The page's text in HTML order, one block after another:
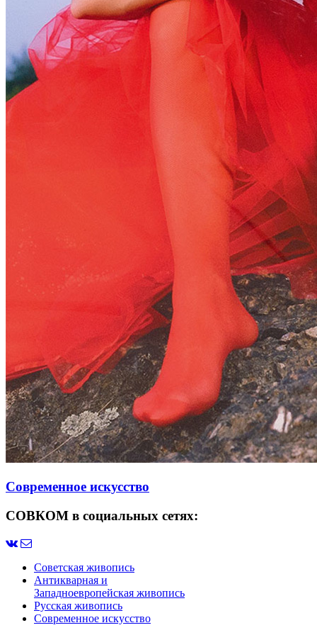
Современное искусство
СОВКОМ в социальных сетях:
Советская живопись
Антикварная и
Западноевропейская живопись
Русская живопись
Современное искусство